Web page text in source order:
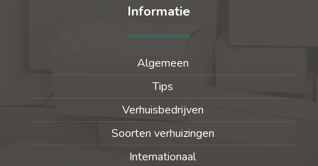
Informatie
Algemeen
Tips
Verhuisbedrijven
Soorten verhuizingen
Internationaal